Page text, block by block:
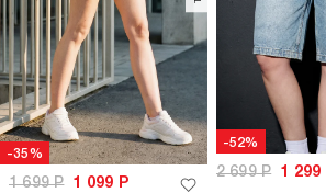
-35%
1 699Р 1 099 Р
-52%
2 699Р 1 299